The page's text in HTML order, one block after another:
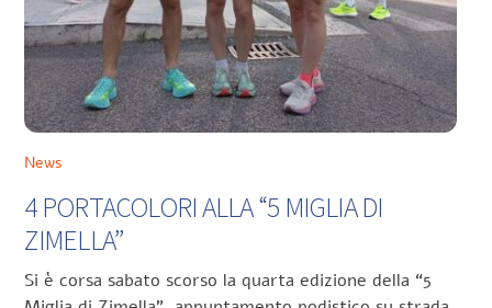
News
4 PORTACOLORI ALLA “5 MIGLIA DI
ZIMELLA”
Si è corsa sabato scorso la quarta edizione della “5